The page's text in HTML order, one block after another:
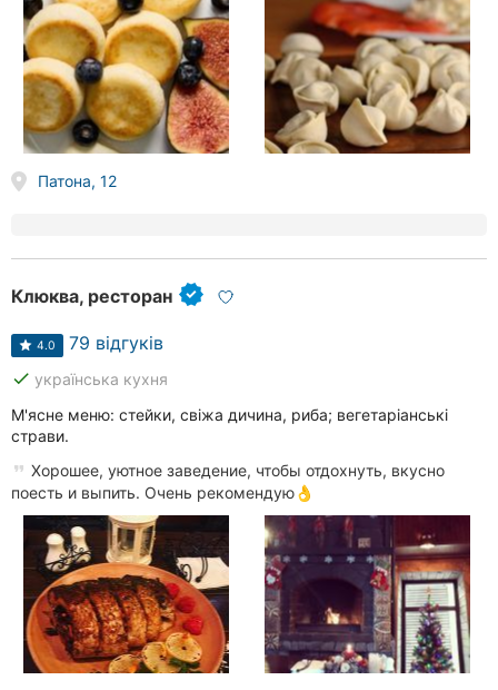
Патона, 12
Клюква, ресторан
4.0 79 відгуків
done українська кухня
М'ясне меню: стейки, свіжа дичина, риба; вегетаріанські
страви.
Хорошее, уютное заведение, чтобы отдохнуть, вкусно
поесть и выпить. Очень рекомендую👌